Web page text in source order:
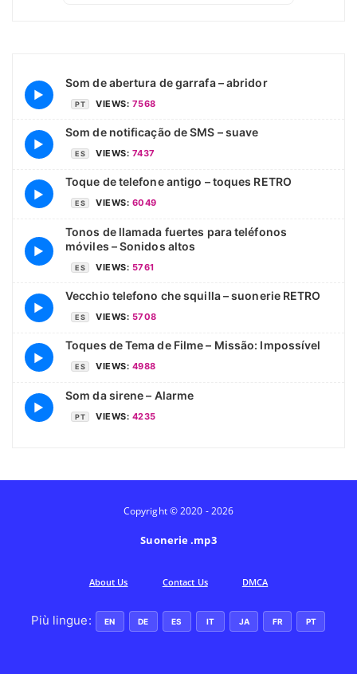
▶
Som de abertura de garrafa – abridor
PT VIEWS: 7568
▶
Som de notificação de SMS – suave
ES VIEWS: 7437
▶
Toque de telefone antigo – toques RETRO
ES VIEWS: 6049
▶
Tonos de llamada fuertes para teléfonos
móviles – Sonidos altos
ES VIEWS: 5761
▶
Vecchio telefono che squilla – suonerie RETRO
ES VIEWS: 5708
▶
Toques de Tema de Filme – Missão: Impossível
ES VIEWS: 4988
▶
Som da sirene – Alarme
PT VIEWS: 4235
Copyright © 2020 - 2026
Suonerie .mp3
Аbout Us Contact Us DMCA
Più lingue: EN DE ES IT JA FR PT